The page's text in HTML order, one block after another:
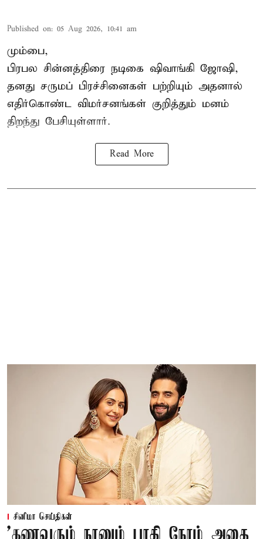
Published on: 05 Aug 2026, 10:41 am
மும்பை,
பிரபல சின்னத்திரை நடிகை ஷிவாங்கி ஜோஷி,
தனது சருமப் பிரச்சினைகள் பற்றியும் அதனால்
எதிர்கொண்ட விமர்சனங்கள் குறித்தும் மனம்
திறந்து பேசியுள்ளார்.
Read More
சினிமா செய்திகள்